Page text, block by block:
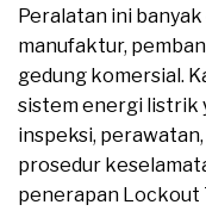
Peralatan ini
manufaktur,
gedung komersial.
sistem energi listrik
inspeksi,
prosedur
penerapan Lockout